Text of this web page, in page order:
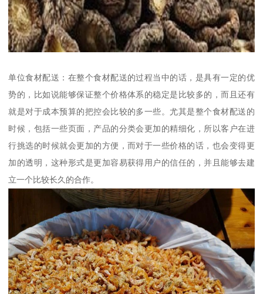
单位食材配送：在整个食材配送的过程当中的话，是具有一定的优
势的，比如说能够保证整个价格体系的稳定是比较多的，而且还有
就是对于成本预算的把控会比较的多一些。尤其是整个食材配送的
时候，包括一些页面，产品的分类会更加的精细化，所以客户在进
行挑选的时候就会更加的方便，而对于一些价格的话，也会变得更
加的透明，这种形式是更加容易获得用户的信任的，并且能够去建
立一个比较长久的合作。